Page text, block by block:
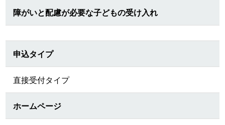
障がいと配慮が必要な子どもの受け入れ
申込タイプ
直接受付タイプ
ホームページ